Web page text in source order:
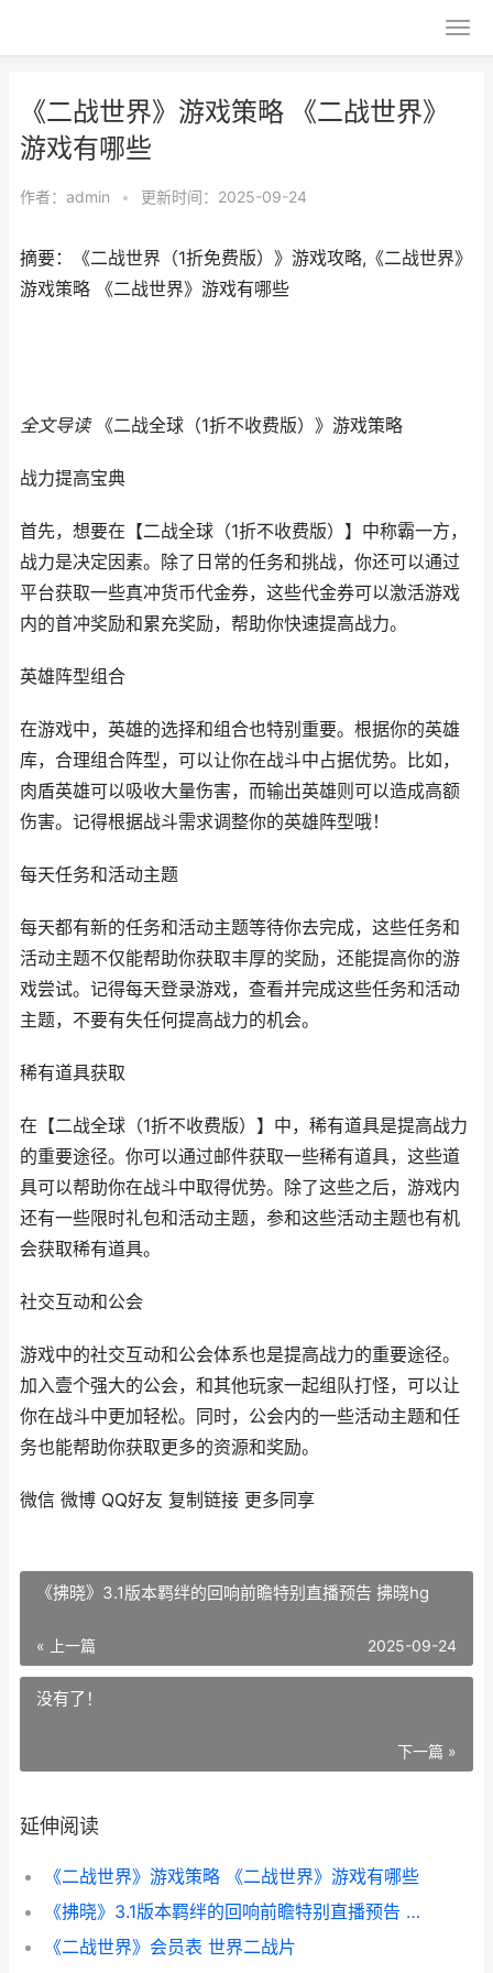
《二战世界》游戏策略 《二战世界》
游戏有哪些
作者： admin • 更新时间：2025-09-24
摘要：《二战世界（1折免费版）》游戏攻略,《二战世界》
游戏策略 《二战世界》游戏有哪些
全文导读《二战全球（1折不收费版）》游戏策略
战力提高宝典
首先，想要在【二战全球（1折不收费版）】中称霸一方，
战力是决定因素。除了日常的任务和挑战，你还可以通过
平台获取一些真冲货币代金券，这些代金券可以激活游戏
内的首冲奖励和累充奖励，帮助你快速提高战力。
英雄阵型组合
在游戏中，英雄的选择和组合也特别重要。根据你的英雄
库，合理组合阵型，可以让你在战斗中占据优势。比如，
肉盾英雄可以吸收大量伤害，而输出英雄则可以造成高额
伤害。记得根据战斗需求调整你的英雄阵型哦！
每天任务和活动主题
每天都有新的任务和活动主题等待你去完成，这些任务和
活动主题不仅能帮助你获取丰厚的奖励，还能提高你的游
戏尝试。记得每天登录游戏，查看并完成这些任务和活动
主题，不要有失任何提高战力的机会。
稀有道具获取
在【二战全球（1折不收费版）】中，稀有道具是提高战力
的重要途径。你可以通过邮件获取一些稀有道具，这些道
具可以帮助你在战斗中取得优势。除了这些之后，游戏内
还有一些限时礼包和活动主题，参和这些活动主题也有机
会获取稀有道具。
社交互动和公会
游戏中的社交互动和公会体系也是提高战力的重要途径。
加入壹个强大的公会，和其他玩家一起组队打怪，可以让
你在战斗中更加轻松。同时，公会内的一些活动主题和任
务也能帮助你获取更多的资源和奖励。
微信 微博 QQ好友 复制链接 更多同享
《拂晓》3.1版本羁绊的回响前瞻特别直播预告 拂晓hg
« 上一篇 2025-09-24
没有了！
下一篇 »
延伸阅读
《二战世界》游戏策略 《二战世界》游戏有哪些
《拂晓》3.1版本羁绊的回响前瞻特别直播预告 拂晓hg
《二战世界》会员表 世界二战片